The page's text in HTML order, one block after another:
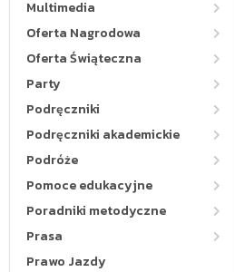
Multimedia
Oferta Nagrodowa
Oferta Świąteczna
Party
Podręczniki
Podręczniki akademickie
Podróże
Pomoce edukacyjne
Poradniki metodyczne
Prasa
Prawo Jazdy